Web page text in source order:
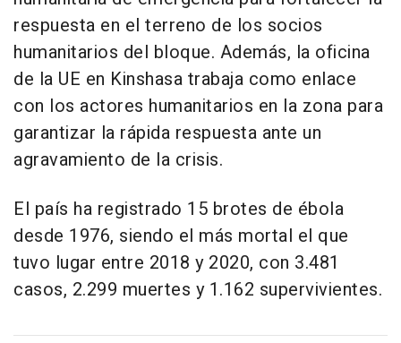
respuesta en el terreno de los socios
humanitarios del bloque. Además, la oficina
de la UE en Kinshasa trabaja como enlace
con los actores humanitarios en la zona para
garantizar la rápida respuesta ante un
agravamiento de la crisis.
El país ha registrado 15 brotes de ébola
desde 1976, siendo el más mortal el que
tuvo lugar entre 2018 y 2020, con 3.481
casos, 2.299 muertes y 1.162 supervivientes.